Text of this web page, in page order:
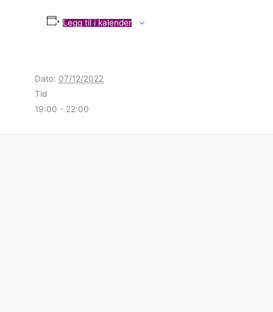
Legg til i kalender
Dato: 07/12/2022
Tid
19:00 - 22:00